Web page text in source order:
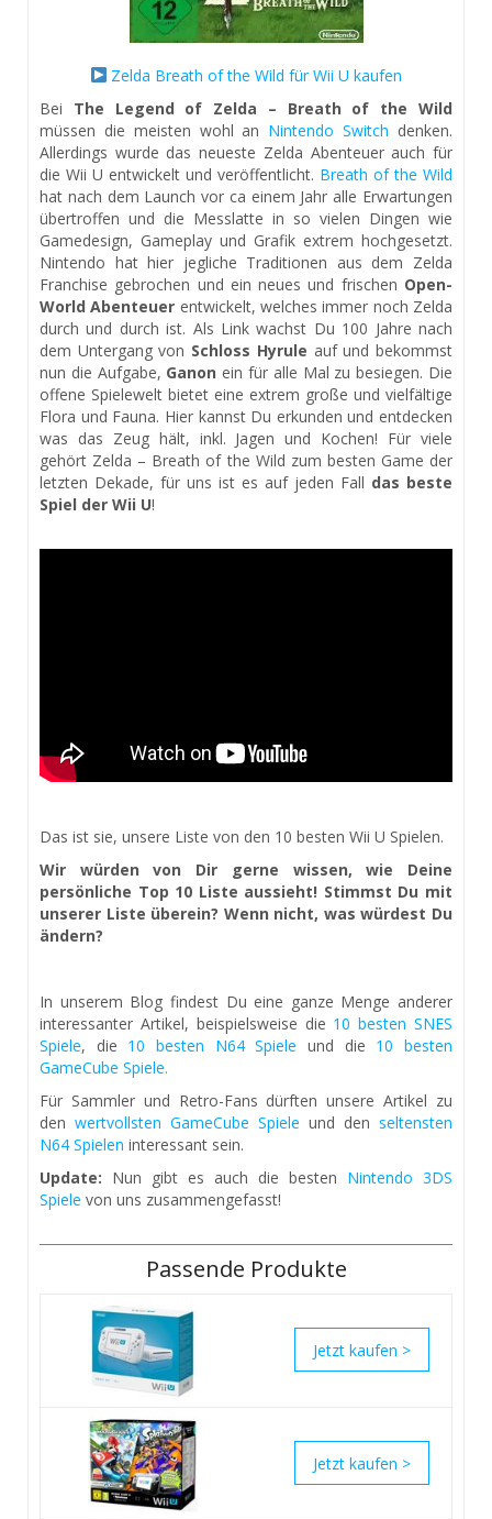
Zelda Breath of the Wild für Wii U kaufen
Bei The Legend of Zelda – Breath of the Wild
müssen die meisten wohl an Nintendo Switch denken.
Allerdings wurde das neueste Zelda Abenteuer auch für
die Wii U entwickelt und veröffentlicht. Breath of the Wild
hat nach dem Launch vor ca einem Jahr alle Erwartungen
übertroffen und die Messlatte in so vielen Dingen wie
Gamedesign, Gameplay und Grafik extrem hochgesetzt.
Nintendo hat hier jegliche Traditionen aus dem Zelda
Franchise gebrochen und ein neues und frischen Open-
World Abenteuer entwickelt, welches immer noch Zelda
durch und durch ist. Als Link wachst Du 100 Jahre nach
dem Untergang von Schloss Hyrule auf und bekommst
nun die Aufgabe, Ganon ein für alle Mal zu besiegen. Die
offene Spielewelt bietet eine extrem große und vielfältige
Flora und Fauna. Hier kannst Du erkunden und entdecken
was das Zeug hält, inkl. Jagen und Kochen! Für viele
gehört Zelda – Breath of the Wild zum besten Game der
letzten Dekade, für uns ist es auf jeden Fall das beste
Spiel der Wii U!
Das ist sie, unsere Liste von den 10 besten Wii U Spielen.
Wir würden von Dir gerne wissen, wie Deine
persönliche Top 10 Liste aussieht! Stimmst Du mit
unserer Liste überein? Wenn nicht, was würdest Du
ändern?
In unserem Blog findest Du eine ganze Menge anderer
interessanter Artikel, beispielsweise die 10 besten SNES
Spiele, die 10 besten N64 Spiele und die 10 besten
GameCube Spiele.
Für Sammler und Retro-Fans dürften unsere Artikel zu
den wertvollsten GameCube Spiele und den seltensten
N64 Spielen interessant sein.
Update: Nun gibt es auch die besten Nintendo 3DS
Spiele von uns zusammengefasst!
Passende Produkte
>
>